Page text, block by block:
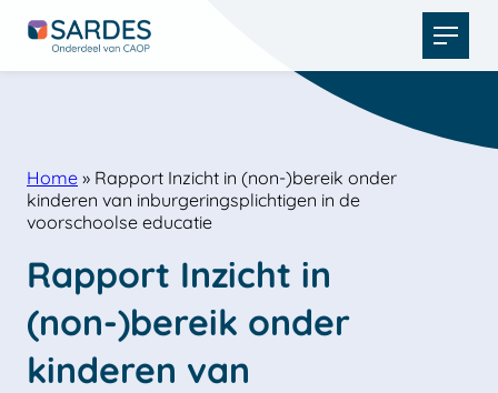
Open
menu
Home » Rapport Inzicht in (non-)bereik onder
kinderen van inburgeringsplichtigen in de
voorschoolse educatie
Rapport Inzicht in
(non-)bereik onder
kinderen van